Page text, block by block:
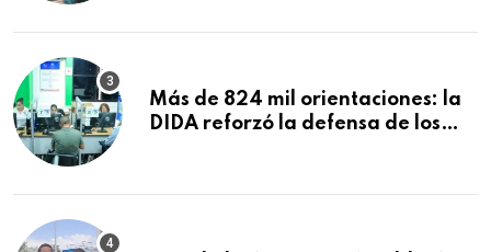
Macorís
Más de 824 mil orientaciones: la
DIDA reforzó la defensa de los